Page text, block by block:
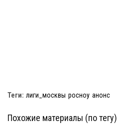
Теги: лиги_москвы росноу анонс
Похожие материалы (по тегу)